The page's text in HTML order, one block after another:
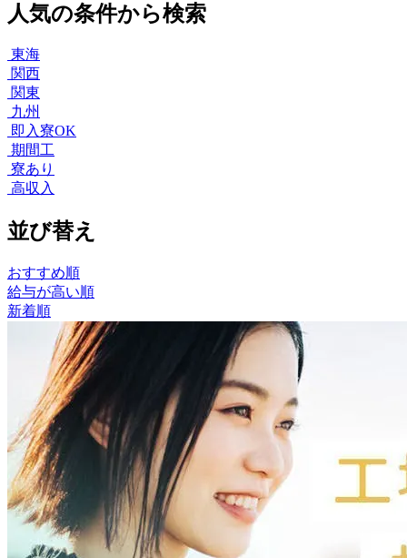
人気の条件から検索
東海
関西
関東
九州
即入寮OK
期間工
寮あり
高収入
並び替え
おすすめ順
給与が高い順
新着順